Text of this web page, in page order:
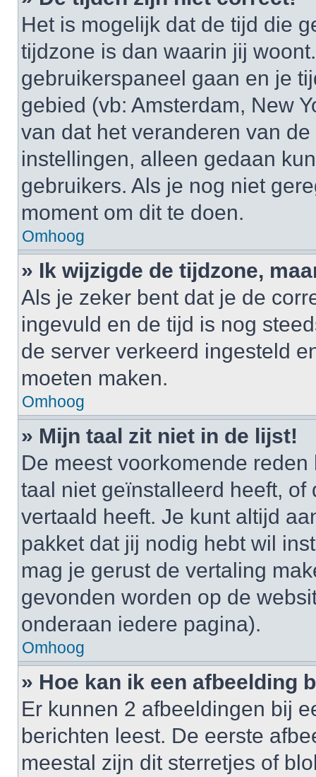
Het is mogelijk dat de tijd die
tijdzone is dan waarin jij
gebruikerspaneel gaan en je
gebied (vb: Amsterdam, New
van dat het veranderen van
instellingen, alleen gedaan
gebruikers. Als je nog niet
moment om dit te doen.
Omhoog
» Ik wijzigde de tijdzone,
Als je zeker bent dat je de
ingevuld en de tijd is nog
de server verkeerd ingesteld
moeten maken.
Omhoog
» Mijn taal zit niet in de lijst!
De meest voorkomende
taal niet geïnstalleerd heeft,
vertaald heeft. Je kunt altijd
pakket dat jij nodig hebt wil
mag je gerust de vertaling
gevonden worden op de
onderaan iedere pagina).
Omhoog
» Hoe kan ik een afbeelding
Er kunnen 2 afbeeldingen bij
berichten leest. De eerste
meestal zijn dit sterretjes of